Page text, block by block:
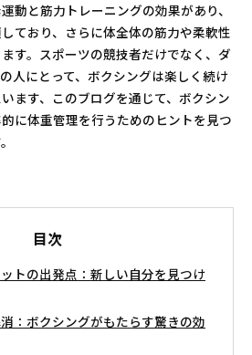
動と筋力トレーニングの効果があり、
ており、さらに体全体の筋力や柔軟性
す。スポーツの競技者だけでなく、ダ
人にとって、ボクシングは楽しく続け
ます、このブログを通じて、ボクシン
に体重管理を行うためのヒントを見つ
目次
トの出発点：新しい自分を見つけ
：ボクシングがもたらす驚きの効